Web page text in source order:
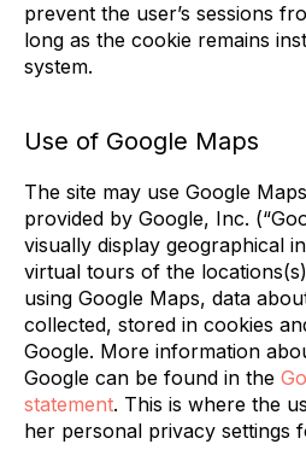
prevent the user’s sessions
long as the cookie remains
system.
Use of Google Maps
The site may use Google
provided by Google, Inc.
visually display geographical
virtual tours of the
using Google Maps, data
collected, stored in cookies
Google. More information
Google can be found in the
statement. This is where the
her personal privacy settings